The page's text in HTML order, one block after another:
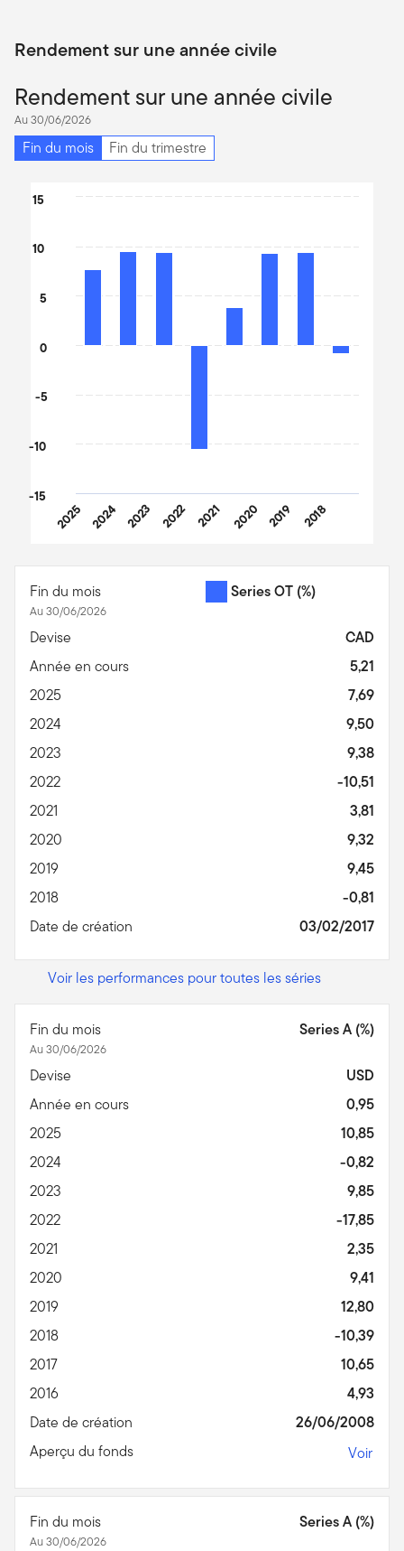
Rendement sur une année civile
Rendement sur une année civile
Au 30/06/2026
Fin du mois Fin du trimestre
The chart has 1 X axis displaying categories.
The chart has 1 Y axis displaying values. Data ranges from -
2025 2024 2023 2022 2021 2020 2019 2018
-15
-10
-5
0
5
10
15
Fin du mois
Au 30/06/2026
Series OT (%)
Devise
CAD
Année en cours
5,21
2025
7,69
2024
9,50
2023
9,38
2022
-10,51
2021
3,81
2020
9,32
2019
9,45
2018
-0,81
Date de création
03/02/2017
Voir les performances pour toutes les séries
Fin du mois
Au 30/06/2026
Series A (%)
Devise
USD
Année en cours
0,95
2025
10,85
2024
-0,82
2023
9,85
2022
-17,85
2021
2,35
2020
9,41
2019
12,80
2018
-10,39
2017
10,65
2016
4,93
Date de création
26/06/2008
Aperçu du fonds
Voir
Fin du mois
Au 30/06/2026
Series A (%)